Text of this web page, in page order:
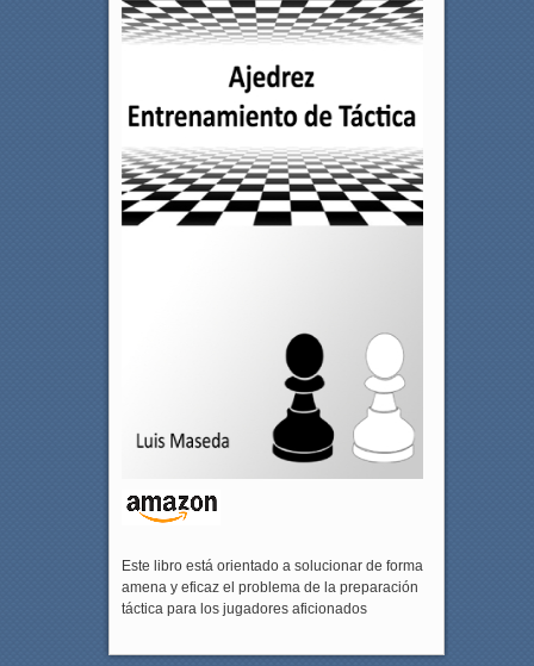
Este libro está orientado a solucionar de forma
amena y eficaz el problema de la preparación
táctica para los jugadores aficionados